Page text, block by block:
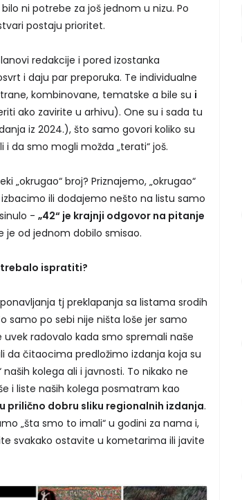
ni potrebe za još jednom u nizu. Po
postaju prioritet.
redakcije i pored izostanka
i daju par preporuka. Te individualne
kombinovane, tematske a bile su i
ako zavirite u arhivu). One su i sada tu
iz 2024.), što samo govori koliko su
da smo mogli možda „terati“ još.
„okrugao“ broj? Priznajemo, „okrugao“
ili dodajemo nešto na listu samo
- „42“ je krajnji odgovor na pitanje
je od jednom dobilo smisao.
trebalo ispratiti?
tj preklapanja sa listama srodih
samo po sebi nije ništa loše jer samo
radovalo kada smo spremali naše
da čitaocima predložimo izdanja koja su
naših kolega ali i javnosti. To nikako ne
i liste naših kolega posmatram kao
prilično dobru sliku regionalnih izdanja.
„šta smo to imali“ u godini za nama i,
svakako ostavite u kometarima ili javite